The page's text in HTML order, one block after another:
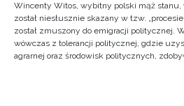
Wincenty Witos, wybitny polski mąż
został niesłusznie skazany w tzw.
został zmuszony do emigracji politycznej.
wówczas z tolerancji politycznej, gdzie
agrarnej oraz środowisk politycznych,